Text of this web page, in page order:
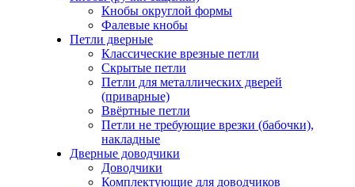
Кнобы округлой формы
Фалевые кнобы
Петли дверные
Классические врезные петли
Скрытые петли
Петли для металлических дверей
(приварные)
Ввёртные петли
Петли не требующие врезки (бабочки),
накладные
Дверные доводчики
Доводчики
Комплектующие для доводчиков